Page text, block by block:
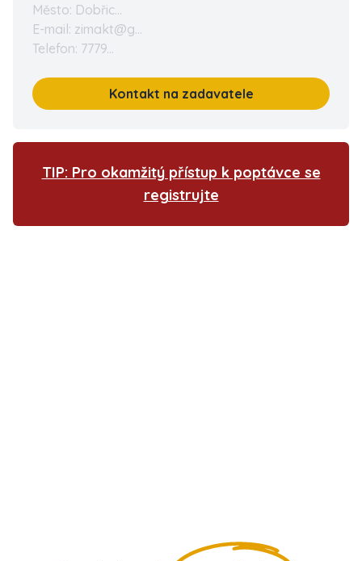
Město: Dobřic...
E-mail: zimakt@g...
Telefon: 7779...
Kontakt na zadavatele
TIP: Pro okamžitý přístup k poptávce se
registrujte